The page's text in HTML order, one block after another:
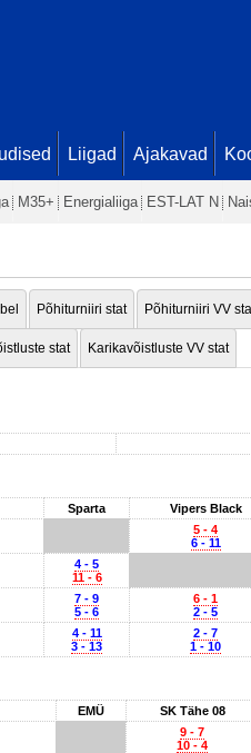
Liigad Ajakavad
M35+ Energialiiga EST-LAT N
Põhiturniiri stat Põhiturniiri VV
stat Karikavõistluste VV stat
Sparta Vipers Black
5 - 4
6 - 11
4 - 5
11 - 6
7 - 9
5 - 6
6 - 1
2 - 5
4 - 11
3 - 13
2 - 7
1 - 10
EMÜ SK Tähe 08
9 - 7
10 - 4